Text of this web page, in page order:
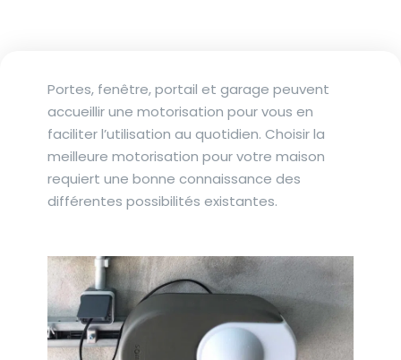
Portes, fenêtre, portail et garage peuvent
accueillir une motorisation pour vous en
faciliter l’utilisation au quotidien. Choisir la
meilleure motorisation pour votre maison
requiert une bonne connaissance des
différentes possibilités existantes.